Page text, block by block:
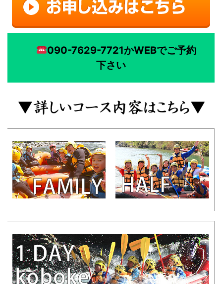
090-7629-7721かWEBでご予約
下さい